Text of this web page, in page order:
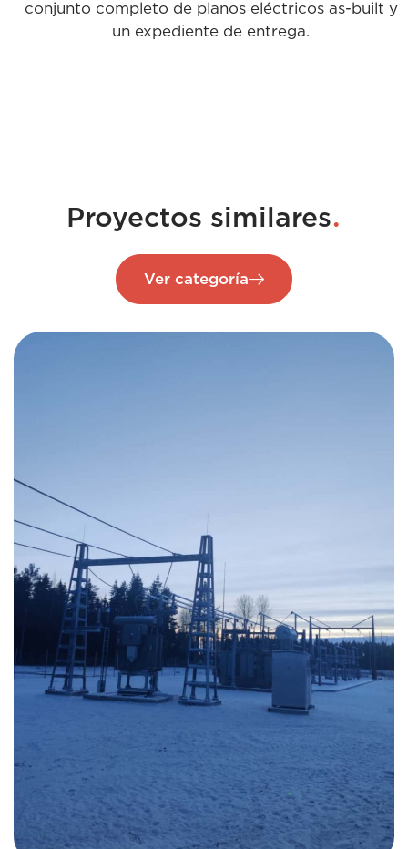
conjunto completo de planos eléctricos as-built y
un expediente de entrega.
Proyectos similares.
Ver categoría